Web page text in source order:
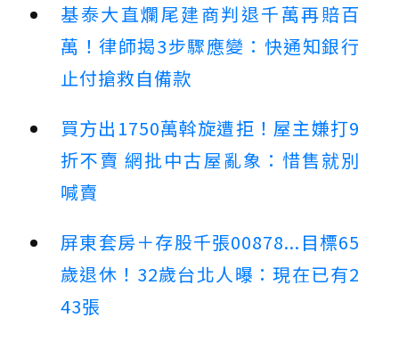
基泰大直爛尾建商判退千萬再賠百
萬！律師揭3步驟應變：快通知銀行
止付搶救自備款
買方出1750萬斡旋遭拒！屋主嫌打9
折不賣 網批中古屋亂象：惜售就別
喊賣
屏東套房＋存股千張00878...目標65
歲退休！32歲台北人曝：現在已有2
43張